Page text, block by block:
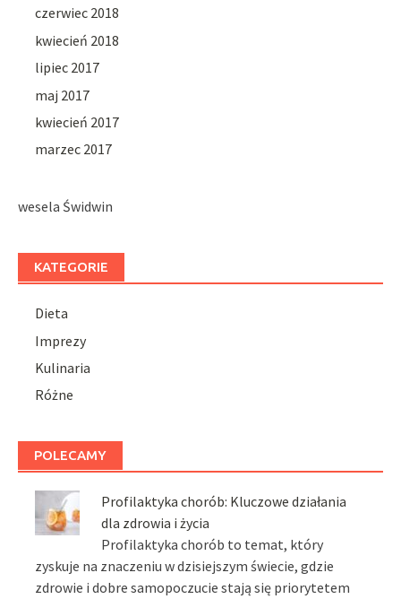
czerwiec 2018
kwiecień 2018
lipiec 2017
maj 2017
kwiecień 2017
marzec 2017
wesela Świdwin
KATEGORIE
Dieta
Imprezy
Kulinaria
Różne
POLECAMY
Profilaktyka chorób: Kluczowe działania
dla zdrowia i życia
Profilaktyka chorób to temat, który
zyskuje na znaczeniu w dzisiejszym świecie, gdzie
zdrowie i dobre samopoczucie stają się priorytetem